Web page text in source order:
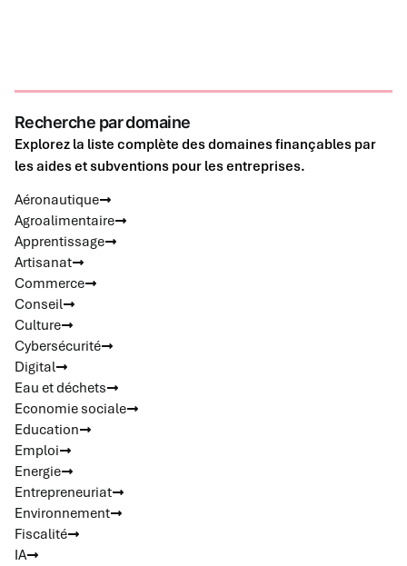
Recherche par domaine
Explorez la liste complète des domaines finançables par
les aides et subventions pour les entreprises.
Aéronautique
Agroalimentaire
Apprentissage
Artisanat
Commerce
Conseil
Culture
Cybersécurité
Digital
Eau et déchets
Economie sociale
Education
Emploi
Energie
Entrepreneuriat
Environnement
Fiscalité
IA